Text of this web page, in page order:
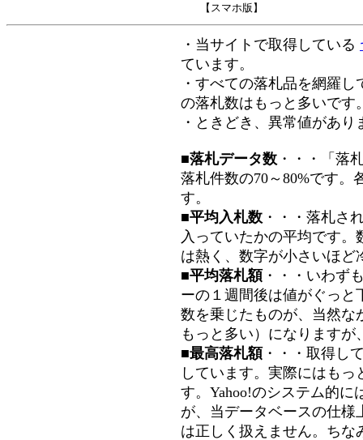
【スマホ版】
・当サイトで取得している
ています。
・すべての落札品を網羅
の落札数はもっと多いです
・ときどき、異常値があ
■落札データ数 ・・・「落
落札件数の70～80%です。
す。
■平均入札数 ・・・落札さ
入っていたかの平均です
は熱く、数字が小さいほど
■平均落札額 ・・・いわず
ーの１週間後は値がぐっと
数を乗じたものが、当然な
もっと多い）になります
■最高落札額 ・・・取得し
しています。実際にはも
す。Yahoo!のシステム的に
が、当データベースの仕様
は正しく扱えません。ちな